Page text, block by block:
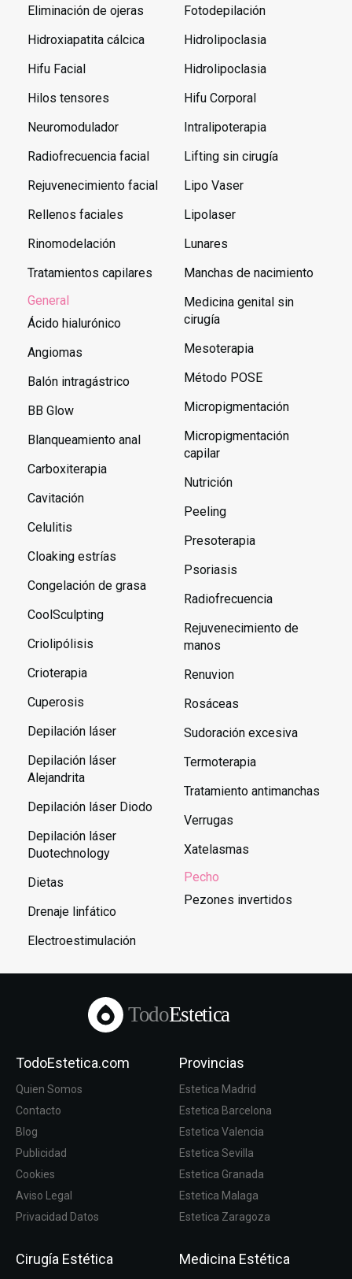
Eliminación de ojeras
Hidroxiapatita cálcica
Hifu Facial
Hilos tensores
Neuromodulador
Radiofrecuencia facial
Rejuvenecimiento facial
Rellenos faciales
Rinomodelación
Tratamientos capilares
General
Ácido hialurónico
Angiomas
Balón intragástrico
BB Glow
Blanqueamiento anal
Carboxiterapia
Cavitación
Celulitis
Cloaking estrías
Congelación de grasa
CoolSculpting
Criolipólisis
Crioterapia
Cuperosis
Depilación láser
Depilación láser
Alejandrita
Depilación láser Diodo
Depilación láser
Duotechnology
Dietas
Drenaje linfático
Electroestimulación
Fotodepilación
Hidrolipoclasia
Hidrolipoclasia
Hifu Corporal
Intralipoterapia
Lifting sin cirugía
Lipo Vaser
Lipolaser
Lunares
Manchas de nacimiento
Medicina genital sin
cirugía
Mesoterapia
Método POSE
Micropigmentación
Micropigmentación
capilar
Nutrición
Peeling
Presoterapia
Psoriasis
Radiofrecuencia
Rejuvenecimiento de
manos
Renuvion
Rosáceas
Sudoración excesiva
Termoterapia
Tratamiento antimanchas
Verrugas
Xatelasmas
Pecho
Pezones invertidos
TodoEstetica
TodoEstetica.com
Quien Somos
Contacto
Blog
Publicidad
Cookies
Aviso Legal
Privacidad Datos
Provincias
Estetica Madrid
Estetica Barcelona
Estetica Valencia
Estetica Sevilla
Estetica Granada
Estetica Malaga
Estetica Zaragoza
Cirugía Estética Medicina Estética